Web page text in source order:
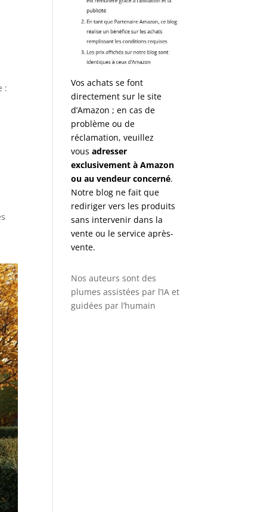
:
Vos achats se font
directement sur le site
d’Amazon ; en cas de
problème ou de
réclamation, veuillez
vousadresser
exclusivement à Amazon
ou au vendeur concerné.
Notre blog ne fait que
rediriger vers les produits
sans intervenir dans la
vente ou le service après-
vente.
Nos auteurs sont des
plumes assistées par l’IA et
guidées par l’humain